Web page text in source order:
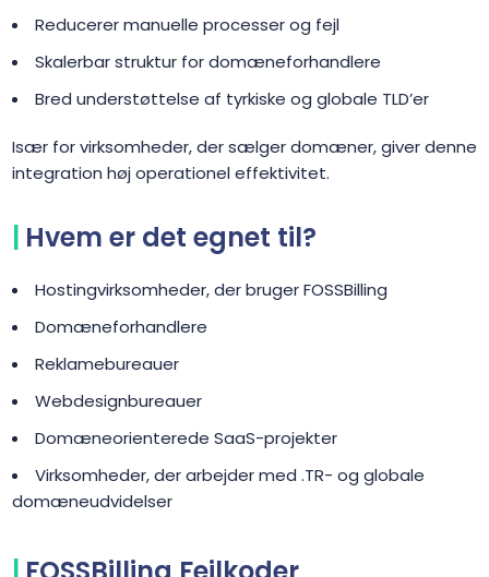
Reducerer manuelle processer og fejl
Skalerbar struktur for domæneforhandlere
Bred understøttelse af tyrkiske og globale TLD’er
Især for virksomheder, der sælger domæner, giver denne
integration høj operationel effektivitet.
Hvem er det egnet til?
Hostingvirksomheder, der bruger FOSSBilling
Domæneforhandlere
Reklamebureauer
Webdesignbureauer
Domæneorienterede SaaS-projekter
Virksomheder, der arbejder med .TR- og globale
domæneudvidelser